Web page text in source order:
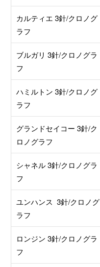
カルティエ 3針/クロノグ
ラフ
ブルガリ 3針/クロノグラ
フ
ハミルトン 3針/クロノグ
ラフ
グランドセイコー 3針/ク
ロノグラフ
シャネル 3針/クロノグラ
フ
ユンハンス 3針/クロノグ
ラフ
ロンジン 3針/クロノグラ
フ